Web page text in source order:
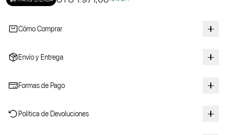
Cómo Comprar
Envío y Entrega
Formas de Pago
Política de Devoluciones